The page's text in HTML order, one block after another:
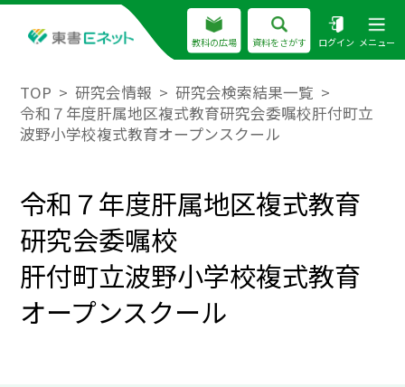
教科の広場 資料をさがす ログイン メニュー
TOP 研究会情報
研究会検索結果一覧
令和７年度肝属地区複式教育研究会委嘱校肝付町立
波野小学校複式教育オープンスクール
令和７年度肝属地区複式教育
研究会委嘱校
肝付町立波野小学校複式教育
オープンスクール